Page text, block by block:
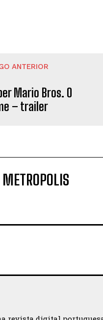
ANTERIOR
Mario Bros. O
– trailer
METROPOLIS